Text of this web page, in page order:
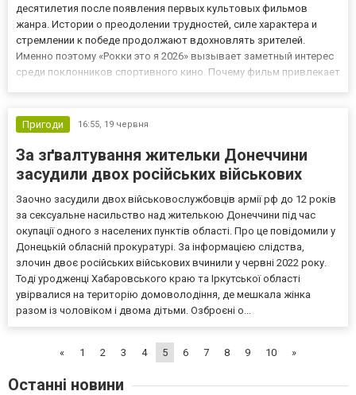
десятилетия после появления первых культовых фильмов
жанра. Истории о преодолении трудностей, силе характера и
стремлении к победе продолжают вдохновлять зрителей.
Именно поэтому «Рокки это я 2026» вызывает заметный интерес
среди поклонников спортивного кино. Почему фильм привлекает
легенда...
Пригоди 16:55, 19 червня
За зґвалтування жительки Донеччини
засудили двох російських військових
Заочно засудили двох військовослужбовців армії рф до 12 років
за сексуальне насильство над жителькою Донеччини під час
окупації одного з населених пунктів області. Про це повідомили у
Донецькій обласній прокуратурі. За інформацією слідства,
злочин двоє російських військових вчинили у червні 2022 року.
Тоді уродженці Хабаровського краю та Іркутської області
увірвалися на територію домоволодіння, де мешкала жінка
разом із чоловіком і двома дітьми. Озброєні о...
« 1 2 3 4 5 6 7 8 9 10 »
Останні новини